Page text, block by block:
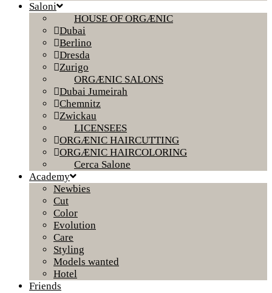
Saloni
HOUSE OF ORGÆNIC
Dubai
Berlino
Dresda
Zurigo
ORGÆNIC SALONS
Dubai Jumeirah
Chemnitz
Zwickau
LICENSEES
ORGÆNIC HAIRCUTTING
ORGÆNIC HAIRCOLORING
Cerca Salone
Academy
Newbies
Cut
Color
Evolution
Care
Styling
Models wanted
Hotel
Friends